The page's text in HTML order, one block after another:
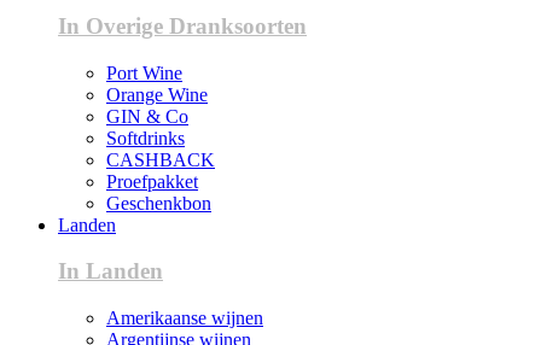
In Overige Dranksoorten
Port Wine
Orange Wine
GIN & Co
Softdrinks
CASHBACK
Proefpakket
Geschenkbon
Landen
In Landen
Amerikaanse wijnen
Argentijnse wijnen